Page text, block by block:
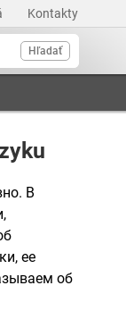
Kontakty
Hľadať
В
ее
об